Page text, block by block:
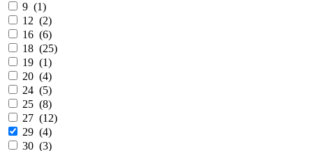
9 (1)
12 (2)
16 (6)
18 (25)
19 (1)
20 (4)
24 (5)
25 (8)
27 (12)
29 (4)
30 (3)